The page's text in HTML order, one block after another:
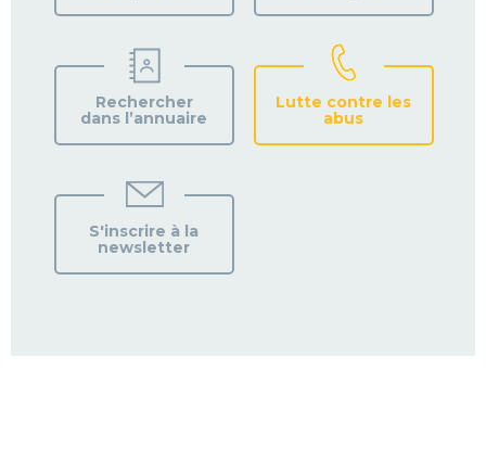
Rechercher
dans l’annuaire
Lutte contre les
abus
S'inscrire à la
newsletter